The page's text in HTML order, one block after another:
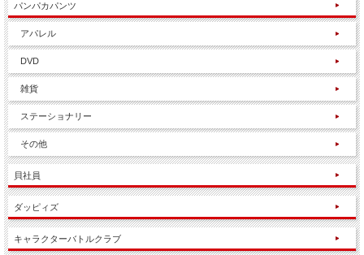
パンパカパンツ
アパレル
DVD
雑貨
ステーショナリー
その他
貝社員
ダッピィズ
キャラクターバトルクラブ